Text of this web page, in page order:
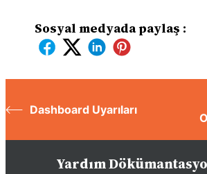
Sosyal medyada paylaş :
Dashboard Uyarıları
Yardım